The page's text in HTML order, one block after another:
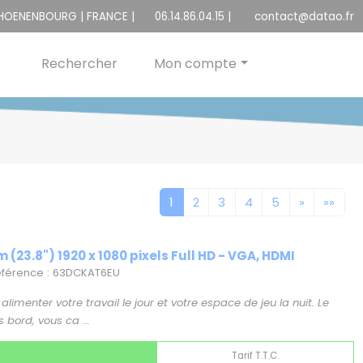
| FRANCE | 06.14.86.04.15 | contact@datao.fr
Rechercher Mon compte
1 2 3 4 5 » »»
1920 x 1080 pixels Full HD - VGA, HDMI
: 63DCKAT6EU
votre travail le jour et votre espace de jeu la nuit. Le
bord, vous ca ...
Tarif T.T.C.